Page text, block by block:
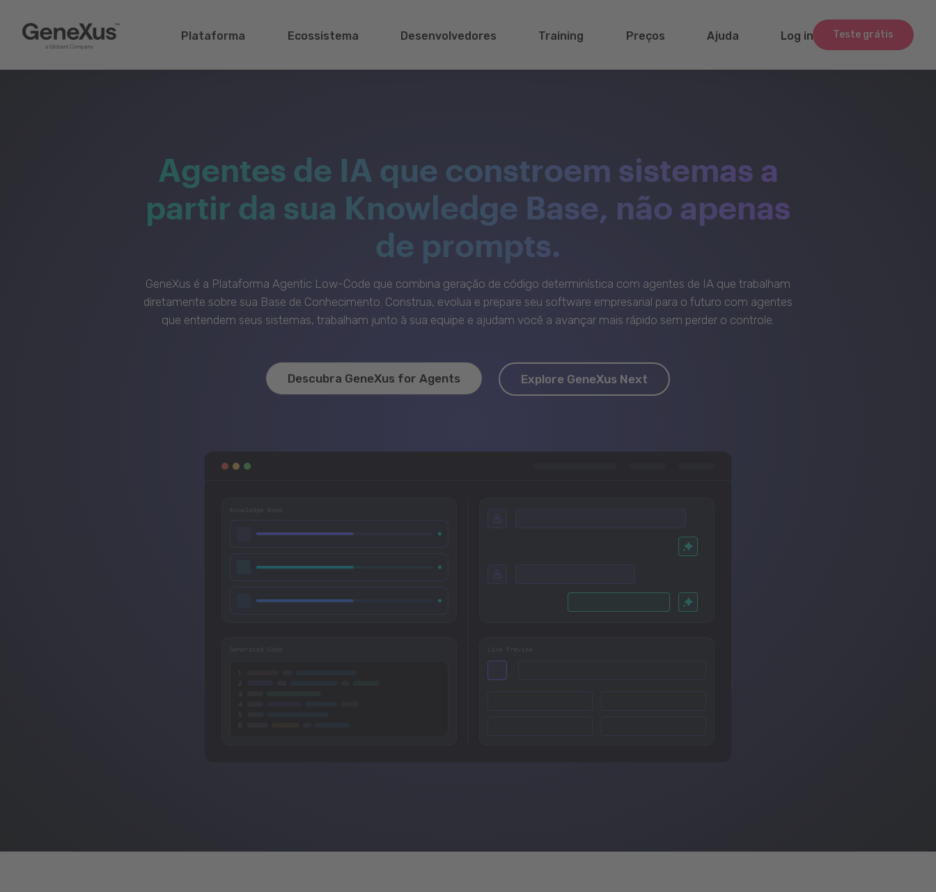
Teste grátis
Plataforma Ecossistema Desenvolvedores Training Preços Ajuda Log in
Agentes de IA que constroem sistemas a
partir da sua Knowledge Base, não apenas
de prompts.
GeneXus é a Plataforma Agentic Low-Code que combina geração de código determinística com agentes de IA que trabalham
diretamente sobre sua Base de Conhecimento. Construa, evolua e prepare seu software empresarial para o futuro com agentes
que entendem seus sistemas, trabalham junto à sua equipe e ajudam você a avançar mais rápido sem perder o controle.
Descubra GeneXus for Agents Explore GeneXus Next